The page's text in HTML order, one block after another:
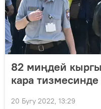
82 миңдей
кара тизмесинде
20 Бугу 2022, 13:29